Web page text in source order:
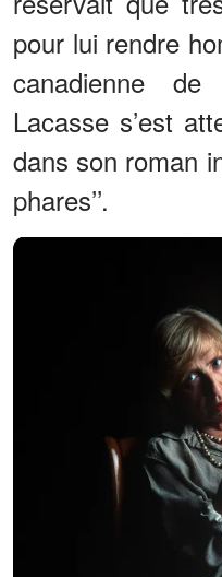
pour lui rendre
canadienne
Lacasse s’est
dans son roman
phares’’.